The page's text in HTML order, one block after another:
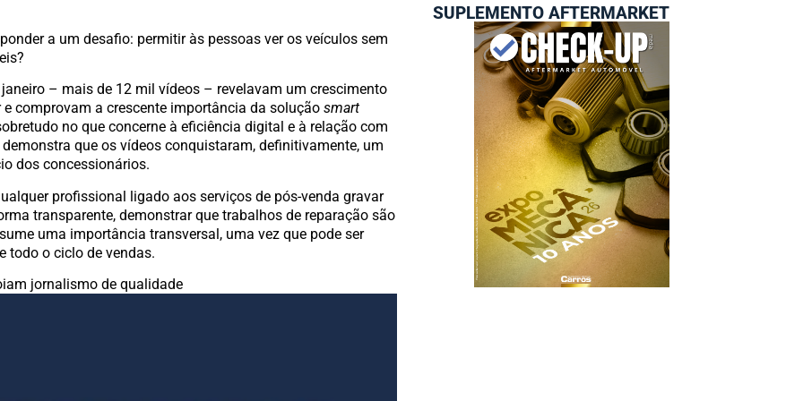
a um desafio: permitir às pessoas ver os veículos sem
– mais de 12 mil vídeos – revelavam um crescimento
comprovam a crescente importância da soluçãosmart
no que concerne à eficiência digital e à relação com
que os vídeos conquistaram, definitivamente, um
dos concessionários.
profissional ligado aos serviços de pós-venda gravar
transparente, demonstrar que trabalhos de reparação são
uma importância transversal, uma vez que pode ser
todo o ciclo de vendas.
jornalismo de qualidade
SUPLEMENTO AFTERMARKET